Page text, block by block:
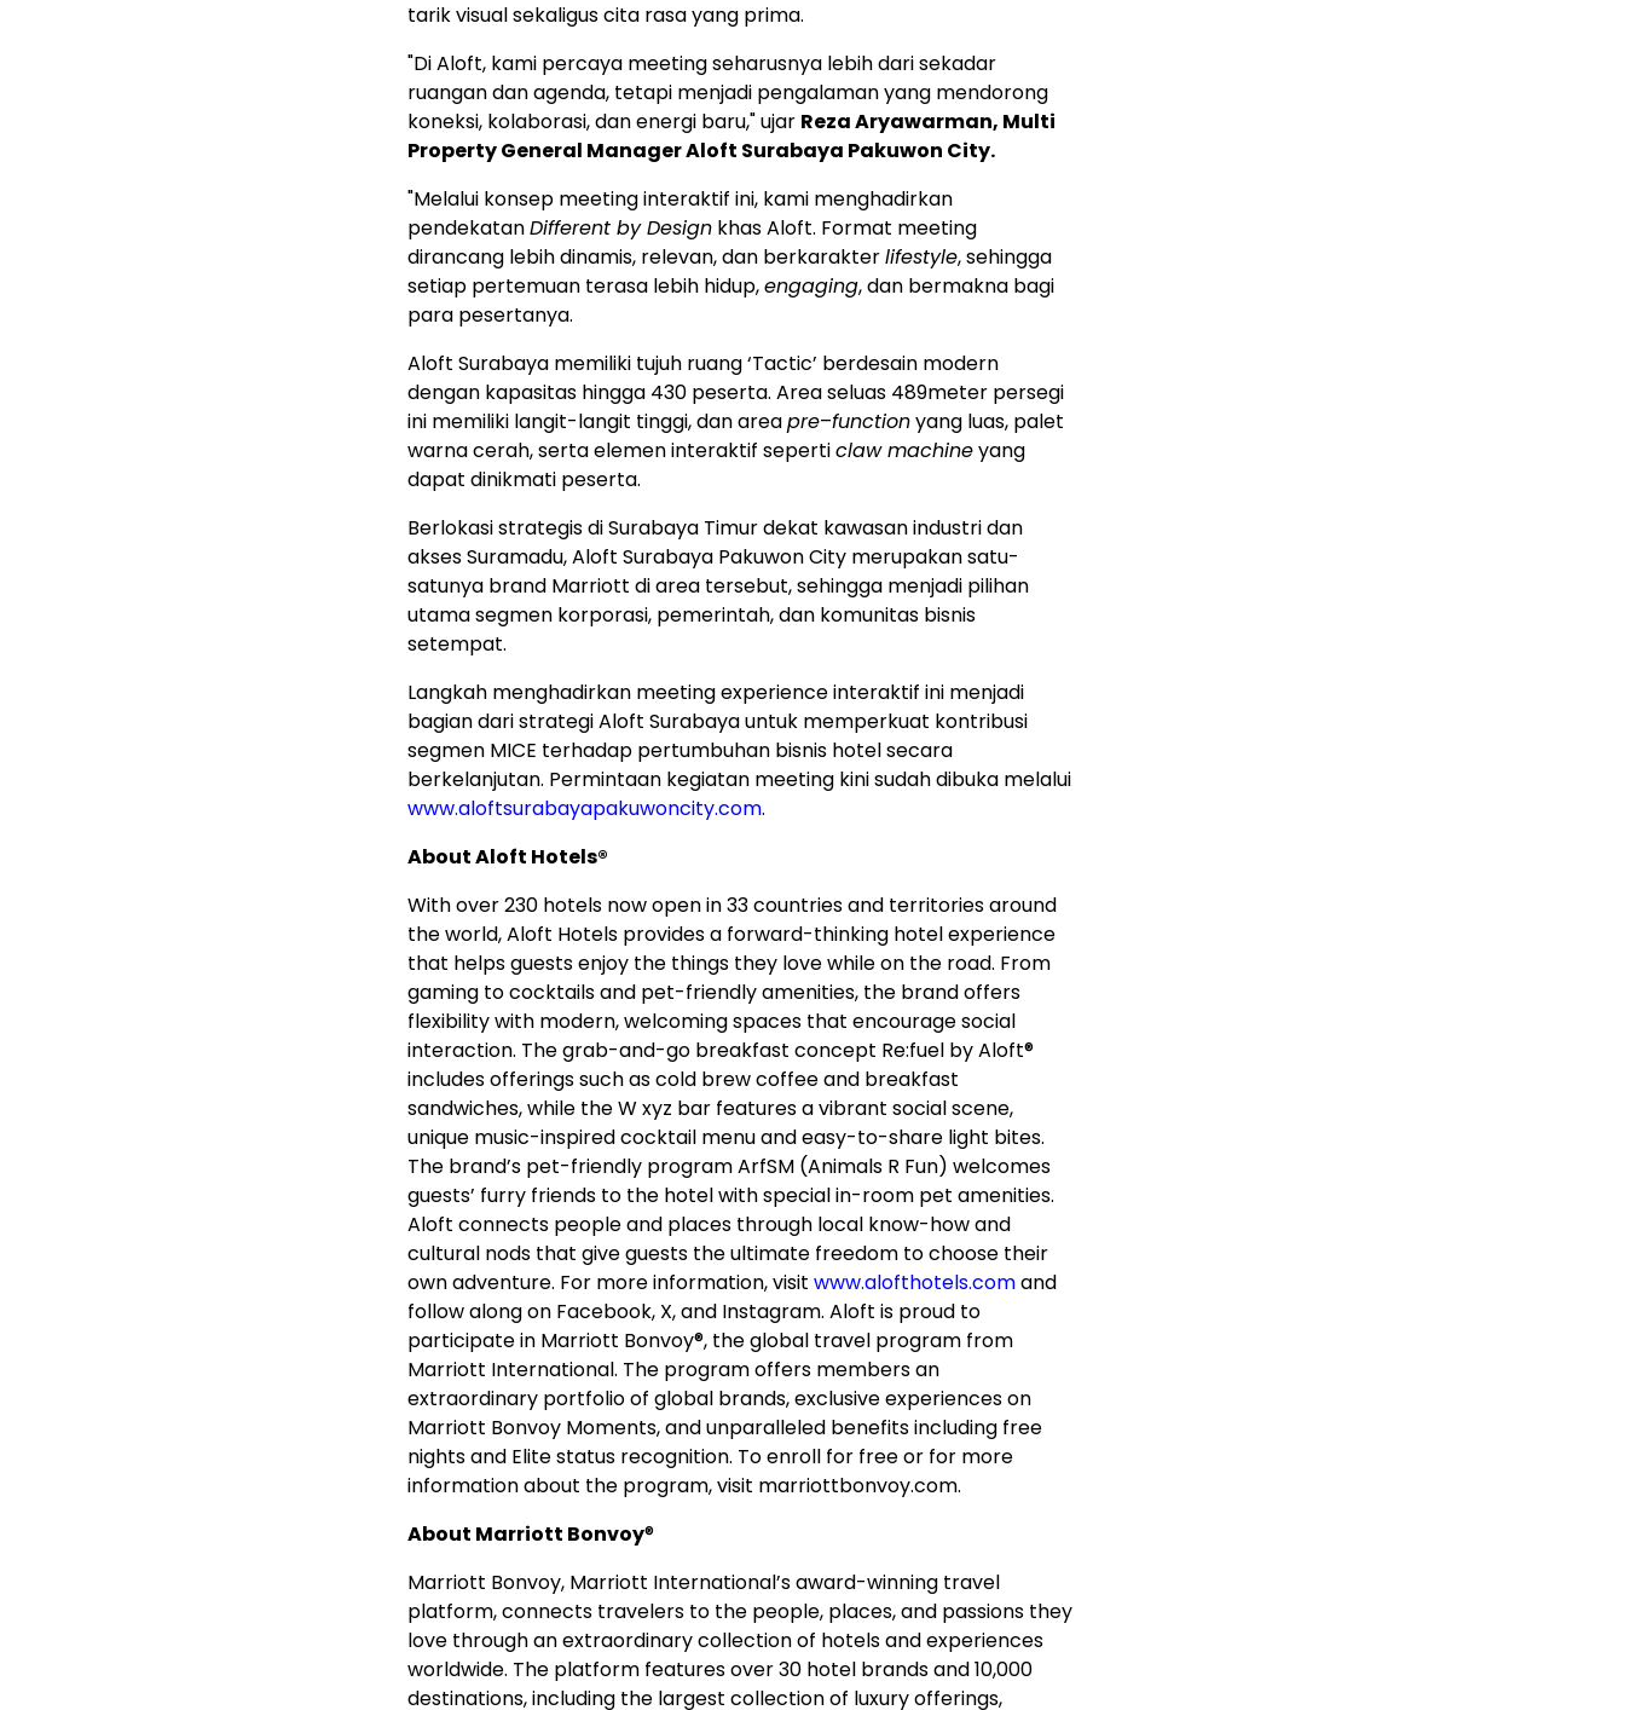
tarik visual sekaligus cita rasa yang prima.
"Di Aloft, kami percaya meeting seharusnya lebih dari sekadar
ruangan dan agenda, tetapi menjadi pengalaman yang mendorong
koneksi, kolaborasi, dan energi baru," ujar Reza Aryawarman, Multi
Property General Manager Aloft Surabaya Pakuwon City.
"Melalui konsep meeting interaktif ini, kami menghadirkan
pendekatanDifferent by Design khas Aloft. Format meeting
dirancang lebih dinamis, relevan, dan berkarakterlifestyle, sehingga
setiap pertemuan terasa lebih hidup,engaging, dan bermakna bagi
para pesertanya.
Aloft Surabaya memiliki tujuh ruang ‘Tactic’ berdesain modern
dengan kapasitas hingga 430 peserta. Area seluas 489meter persegi
ini memiliki langit-langit tinggi, dan areapre–functionyang luas, palet
warna cerah, serta elemen interaktif seperticlaw machineyang
dapat dinikmati peserta.
Berlokasi strategis di Surabaya Timur dekat kawasan industri dan
akses Suramadu, Aloft Surabaya Pakuwon City merupakan satu-
satunya brand Marriott di area tersebut, sehingga menjadi pilihan
utama segmen korporasi, pemerintah, dan komunitas bisnis
setempat.
Langkah menghadirkan meeting experience interaktif ini menjadi
bagian dari strategi Aloft Surabaya untuk memperkuat kontribusi
segmen MICE terhadap pertumbuhan bisnis hotel secara
berkelanjutan. Permintaan kegiatan meeting kini sudah dibuka melalui
www.aloftsurabayapakuwoncity.com.
About Aloft Hotels®
With over 230 hotels now open in 33 countries and territories around
the world, Aloft Hotels provides a forward-thinking hotel experience
that helps guests enjoy the things they love while on the road. From
gaming to cocktails and pet-friendly amenities, the brand offers
flexibility with modern, welcoming spaces that encourage social
interaction. The grab-and-go breakfast concept Re:fuel by Aloft®
includes offerings such as cold brew coffee and breakfast
sandwiches, while the W xyz bar features a vibrant social scene,
unique music-inspired cocktail menu and easy-to-share light bites.
The brand’s pet-friendly program ArfSM (Animals R Fun) welcomes
guests’ furry friends to the hotel with special in-room pet amenities.
Aloft connects people and places through local know-how and
cultural nods that give guests the ultimate freedom to choose their
own adventure. For more information, visit www.alofthotels.comand
follow along on Facebook, X, and Instagram. Aloft is proud to
participate in Marriott Bonvoy®, the global travel program from
Marriott International. The program offers members an
extraordinary portfolio of global brands, exclusive experiences on
Marriott Bonvoy Moments, and unparalleled benefits including free
nights and Elite status recognition. To enroll for free or for more
information about the program, visit marriottbonvoy.com.
About Marriott Bonvoy®
Marriott Bonvoy, Marriott International’s award-winning travel
platform, connects travelers to the people, places, and passions they
love through an extraordinary collection of hotels and experiences
worldwide. The platform features over 30 hotel brands and 10,000
destinations, including the largest collection of luxury offerings,